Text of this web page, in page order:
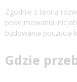
Zgodnie z teorią
podejmowania
budowania poczucia
Gdzie